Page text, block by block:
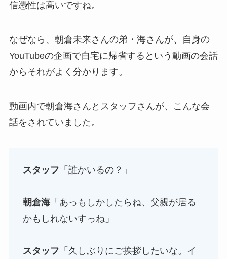
信憑性は高いですね。
なぜなら、朝倉未来さんの弟・海さんが、自身の
YouTubeの企画で自宅に帰省するという動画の会話
からそれがよく分かります。
動画内で朝倉海さんとスタッフさんが、こんな会
話をされていました。
スタッフ 「誰かいるの？」
朝倉海「あっもしかしたらね、父親が居る
かもしれないすっね」
スタッフ 「久しぶりにご挨拶したいな。イ